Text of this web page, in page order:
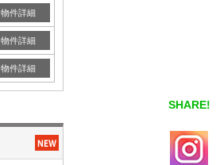
SHARE!
物件詳細
物件詳細
物件詳細